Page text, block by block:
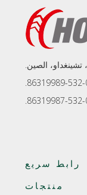
تشينغداو، الصين.
رابط سريع
منتجات